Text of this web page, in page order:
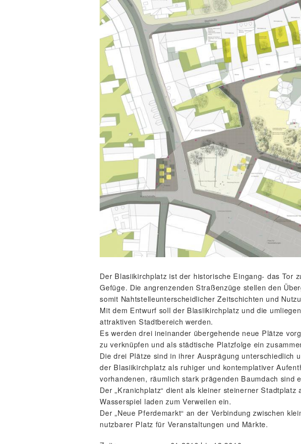
Der Blasiikirchplatz ist der historische Eingang- das Tor
Gefüge. Die angrenzenden Straßenzüge stellen den
somit Nahtstelleunterscheidlicher Zeitschichten und
Mit dem Entwurf soll der Blasiikirchplatz und die
attraktiven Stadtbereich werden.
Es werden drei ineinander übergehende neue Plätze
zu verknüpfen und als städtische Platzfolge ein
Die drei Plätze sind in ihrer Ausprägung unterschiedlich
der Blasiikirchplatz als ruhiger und kontemplativer
vorhandenen, räumlich stark prägenden Baumdach sind
Der „Kranichplatz“ dient als kleiner steinerner
Wasserspiel laden zum Verweilen ein.
Der „Neue Pferdemarkt“ an der Verbindung zwischen
nutzbarer Platz für Veranstaltungen und Märkte.